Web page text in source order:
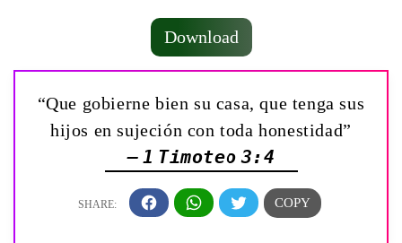
Download
“Que gobierne bien su casa, que tenga sus
hijos en sujeción con toda honestidad”
— 1 Timoteo 3:4